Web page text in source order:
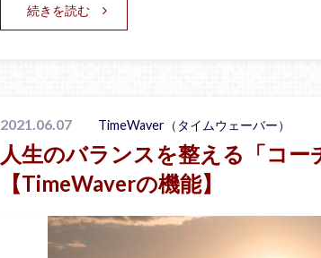
続きを読む
2021.06.07 TimeWaver（タイムウェーバー）
人生のバランスを整える「コー
【TimeWaverの機能】